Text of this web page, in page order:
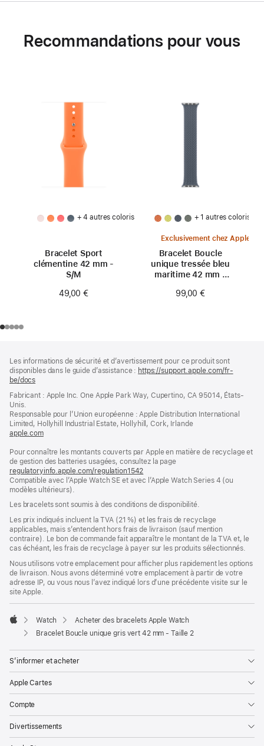
Recommandations pour vous
+ 4 autres coloris
Bracelet Sport
clémentine 42 mm -
S/M
49,00 €
+ 1 autres coloris
Exclusivement chez Apple
Bracelet Boucle
unique tressée bleu
maritime 42 mm -
99,00 €
de
page
de
bas
page
Les informations de sécurité et d’avertissement pour ce produit sont
disponibles dans le guide d’assistance : https://support.apple.com/fr-
be/docs
une
fenêtre)
Fabricant : Apple Inc. One Apple Park Way, Cupertino, CA 95014, États-
Unis.
Responsable pour l’Union européenne : Apple Distribution International
Limited, Hollyhill Industrial Estate, Hollyhill, Cork, Irlande
apple.com(s’ouvre
une
nouvelle
fenêtre)
Pour connaître les montants couverts par Apple en matière de recyclage et
de gestion des batteries usagées, consultez la page
regulatoryinfo.apple.com/regulation1542
dans
nouvelle
fenêtre)
Compatible avec l’Apple Watch SE et avec l’Apple Watch Series 4 (ou
modèles ultérieurs).
Les bracelets sont soumis à des conditions de disponibilité.
Les prix indiqués incluent la TVA (21 %) et les frais de recyclage
applicables, mais s’entendent hors frais de livraison (sauf mention
contraire). Le bon de commande fait apparaître le montant de la TVA et, le
cas échéant, les frais de recyclage à payer sur les produits sélectionnés.
Nous utilisons votre emplacement pour afficher plus rapidement les options
de livraison. Nous avons déterminé votre emplacement à partir de votre
adresse IP, ou vous nous l’avez indiqué lors d’une précédente visite sur le
site Apple.
Apple
Watch
Acheter des bracelets Apple Watch
Bracelet Boucle unique gris vert 42 mm - Taille 2
S’informer et acheter
Apple Cartes
Compte
Divertissements